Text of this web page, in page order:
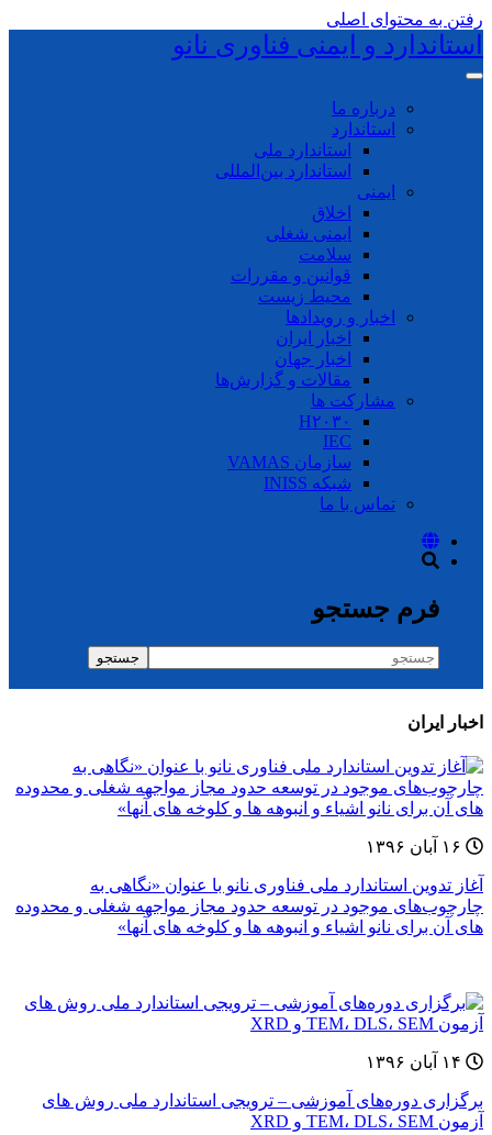
رفتن به محتوای اصلی
استاندارد و ایمنی فناوری نانو
درباره ما
استاندارد
استاندارد ملی
استاندارد بین‌المللی
ایمنی
اخلاق
ایمنی شغلی
سلامت
قوانین و مقررات
محیط زیست
اخبار و رویدادها
اخبار ایران
اخبار جهان
مقالات و گزارش‌ها
مشارکت ها
H۲۰۳۰
IEC
سازمان VAMAS
شبکه INISS
تماس با ما
فرم جستجو
جستجو
اخبار ایران
آغاز تدوین استاندارد ملی فناوری نانو با عنوان «نگاهی به
چارچوب‌های موجود در توسعه حدود مجاز مواجهه شغلی و محدوده
های آن برای نانو اشیاء و انبوهه ها و کلوخه های آنها»
برگزاری دوره‌های آموزشی – ترویجی استاندارد ملی روش های
آزمون TEM، DLS، SEM و XRD